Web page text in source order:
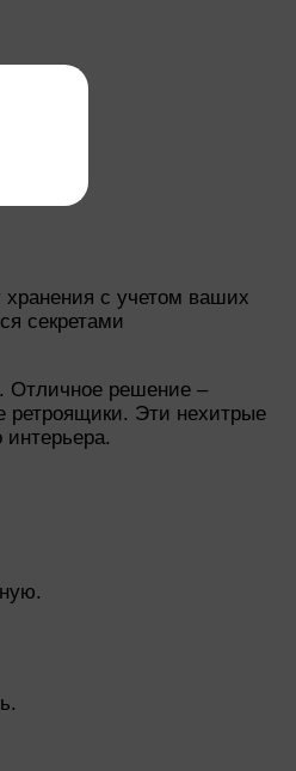
хранения с учетом ваших
секретами
Отличное решение –
ретроящики. Эти нехитрые